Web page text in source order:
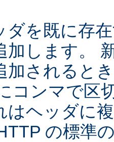
ダを既に存
加します。
加されると
コンマで区
はヘッダに
の標準